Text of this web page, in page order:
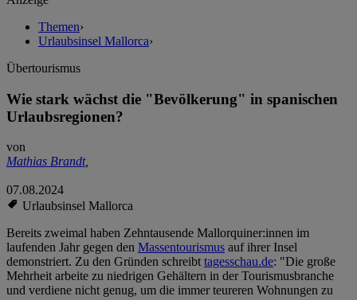
Themen›
Urlaubsinsel Mallorca›
Übertourismus
Wie stark wächst die "Bevölkerung" in spanischen
Urlaubsregionen?
von
Mathias Brandt,
07.08.2024
Urlaubsinsel Mallorca
Bereits zweimal haben Zehntausende Mallorquiner:innen im
laufenden Jahr gegen den Massentourismus auf ihrer Insel
demonstriert. Zu den Gründen schreibttagesschau.de: "Die große
Mehrheit arbeite zu niedrigen Gehältern in der Tourismusbranche
und verdiene nicht genug, um die immer teureren Wohnungen zu